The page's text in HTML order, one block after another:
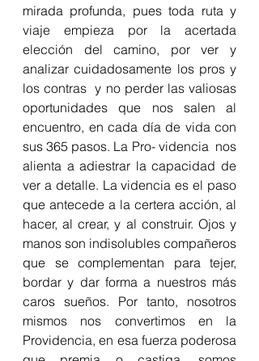
mirada profunda, pues toda ruta y
viaje empieza por la acertada
elección del camino, por ver y
analizar cuidadosamente los pros y
los contras  y no perder las valiosas
oportunidades que nos salen al
encuentro, en cada día de vida con
sus 365 pasos. La Pro- videncia  nos
alienta a adiestrar la capacidad de
ver a detalle. La videncia es el paso
que antecede a la certera acción, al
hacer, al crear, y al construir. Ojos y
manos son indisolubles compañeros
que se complementan para tejer,
bordar y dar forma a nuestros más
caros sueños. Por tanto, nosotros
mismos nos convertimos en la
Providencia, en esa fuerza poderosa